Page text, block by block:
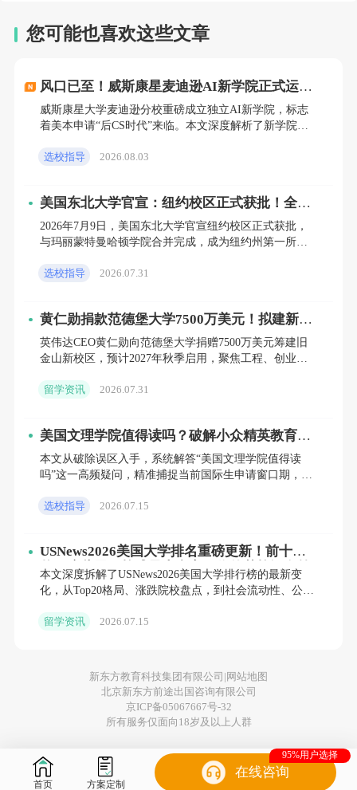
荐信，推荐人可以是高中阶段的老师、校长或
其他熟悉其学术能力和个人素质的人。推荐信
应详细描述申请者的学术能力、个人素质和潜
力。
- **个人陈述**：个人陈述是展示申请者学术背
景、兴趣爱好和职业目标的重要材料。申请者
需要详细描述自己选择长岛大学的原因、未来
应结构清晰、内容具体、语言流畅。
#### 研究生录取条件
1. **学术成绩**：
- **本科成绩单**：申请者需要提供本科阶段的
成绩单，显示所有科目的成绩和学分。长岛大
成绩，特别是在相关专业课程上表现出色。
- **GPA**：一般来说，申请者的GPA应在
3.0（满分4.0）以上，具体要求因专业而异。
2. **标准化考试成绩**：
GMAT成绩**：一些研究生课程要求
申请者提供GRE（研究生入学考试）或
GMAT（管理学研究生入学考试）成绩。具体
要求因专业而异。
您可能也喜欢这些文章
风口已至！威斯康星麦迪逊AI新学院正式运
营，2027/2028届理工科申请者必须关注
威斯康星大学麦迪逊分校重磅成立独立AI新学院，标志
着美本申请“后CS时代”来临。本文深度解析了新学院的
逻辑。针
选校指导 2026.08.03
美国东北大学官宣：纽约校区正式获批！全球
第14个校区落子曼哈顿
2026年7月9日，美国东北大学官宣纽约校区正式获批，
与玛丽蒙特曼哈顿学院合并完成，成为纽约州第一所可
本文深度
选校指导 2026.07.31
黄仁勋捐款范德堡大学7500万美元！拟建新学
院押注"艺术+工程"交叉赛道，2027申请季格
局生变
英伟达CEO黄仁勋向范德堡大学捐赠7500万美元筹建旧
金山新校区，预计2027年秋季启用，聚焦工程、创业与
风向，
留学资讯 2026.07.31
美国文理学院值得读吗？破解小众精英教育的
真实回报
本文从破除误区入手，系统解答“美国文理学院值得读
吗”这一高频疑问，精准捕捉当前国际生申请窗口期，分
用减免机制与著
选校指导 2026.07.15
USNews2026美国大学排名重磅更新！前十洗
牌，这些黑马校成最大赢家，你的梦校还在第
1梯队吗？
本文深度拆解了USNews2026美国大学排行榜的最新变
化，从Top20格局、涨跌院校盘点，到社会流动性、公私
的
留学资讯 2026.07.15
新东方教育科技集团有限公司| 网站地图
北京新东方前途出国咨询有限公司
京ICP备05067667号-32
所有服务仅面向18岁及以上人群
首页 方案定制
在线咨询
95%用户选择